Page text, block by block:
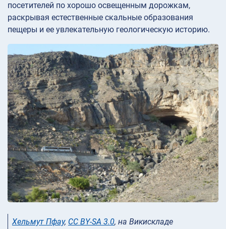
посетителей по хорошо освещенным дорожкам,
раскрывая естественные скальные образования
пещеры и ее увлекательную геологическую историю.
Хельмут Пфау, CC BY-SA 3.0, на Викискладе